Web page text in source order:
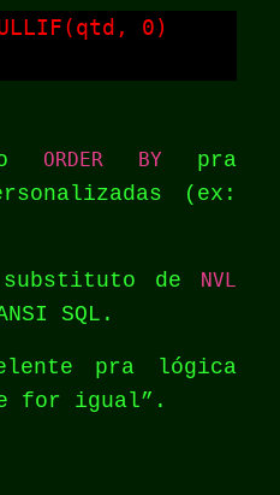
0)
ORDER BYpra
(ex:
de NVL
SQL.
pra lógica
for igual”.